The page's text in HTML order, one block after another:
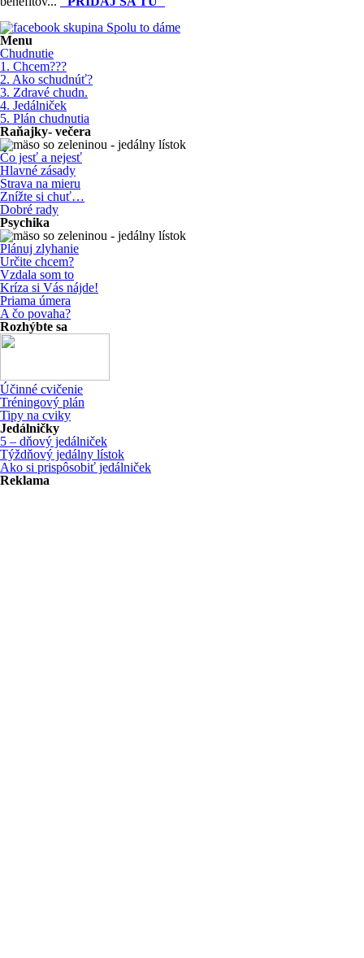
Menu
Chudnutie
1. Chcem???
2. Ako schudnúť?
3. Zdravé chudn.
4. Jedálniček
5. Plán chudnutia
Raňajky- večera
Čo jesť a nejesť
Hlavné zásady
Strava na mieru
Znížte si chuť…
Dobré rady
Psychika
Plánuj zlyhanie
Určite chcem?
Vzdala som to
Kríza si Vás nájde!
Priama úmera
A čo povaha?
Rozhýbte sa
Účinné cvičenie
Tréningový plán
Tipy na cviky
Jedálničky
5 – dňový jedálniček
Týždňový jedálny lístok
Ako si prispôsobiť jedálniček
Reklama